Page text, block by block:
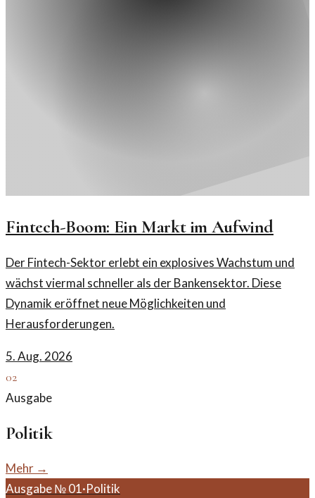
Fintech-Boom: Ein Markt im Aufwind
Der Fintech-Sektor erlebt ein explosives Wachstum und
wächst viermal schneller als der Bankensektor. Diese
Dynamik eröffnet neue Möglichkeiten und
Herausforderungen.
5. Aug. 2026
02
Ausgabe
Politik
Mehr →
Ausgabe №01·Politik